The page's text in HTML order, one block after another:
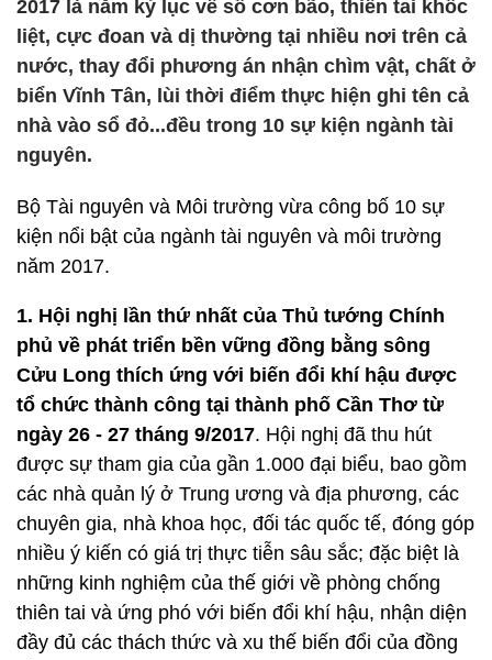
2017 là năm kỷ lục về số cơn bão, thiên tai khốc
liệt, cực đoan và dị thường tại nhiều nơi trên cả
nước, thay đổi phương án nhận chìm vật, chất ở
biển Vĩnh Tân, lùi thời điểm thực hiện ghi tên cả
nhà vào sổ đỏ...đều trong 10 sự kiện ngành tài
nguyên.
Bộ Tài nguyên và Môi trường vừa công bố 10 sự
kiện nổi bật của ngành tài nguyên và môi trường
năm 2017.
1. Hội nghị lần thứ nhất của Thủ tướng Chính
phủ về phát triển bền vững đồng bằng sông
Cửu Long thích ứng với biến đổi khí hậu được
tổ chức thành công tại thành phố Cần Thơ từ
ngày 26 - 27 tháng 9/2017. Hội nghị đã thu hút
được sự tham gia của gần 1.000 đại biểu, bao gồm
các nhà quản lý ở Trung ương và địa phương, các
chuyên gia, nhà khoa học, đối tác quốc tế, đóng góp
nhiều ý kiến có giá trị thực tiễn sâu sắc; đặc biệt là
những kinh nghiệm của thế giới về phòng chống
thiên tai và ứng phó với biến đổi khí hậu, nhận diện
đầy đủ các thách thức và xu thế biến đổi của đồng